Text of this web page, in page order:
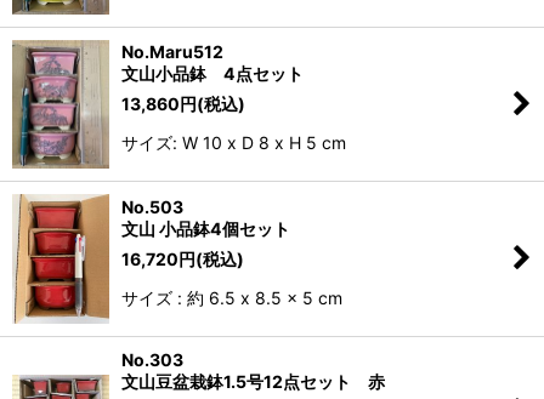
No.Maru512
文山小品鉢 4点セット
13,860円(税込)
サイズ: W 10 x D 8 x H 5 cm
No.503
文山 小品鉢4個セット
16,720円(税込)
サイズ : 約 6.5 x 8.5 x 5 cm
No.303
文山豆盆栽鉢1.5号12点セット 赤